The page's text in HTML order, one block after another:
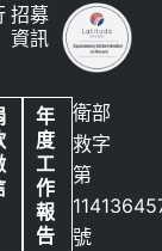
招募
資訊
年
度
工
作
報
告
衛部
救字
第
號